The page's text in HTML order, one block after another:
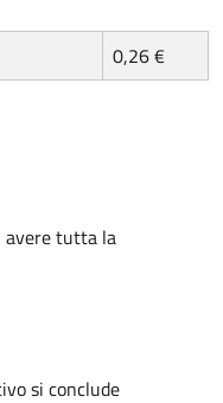
0,26 €
avere tutta la
si conclude